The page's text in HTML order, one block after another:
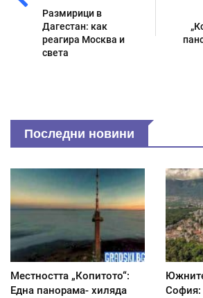
Размирици в
Дагестан: как
реагира Москва и
света
Последни новини
Местността „Копитото“:
Една панорама- хиляда
София: